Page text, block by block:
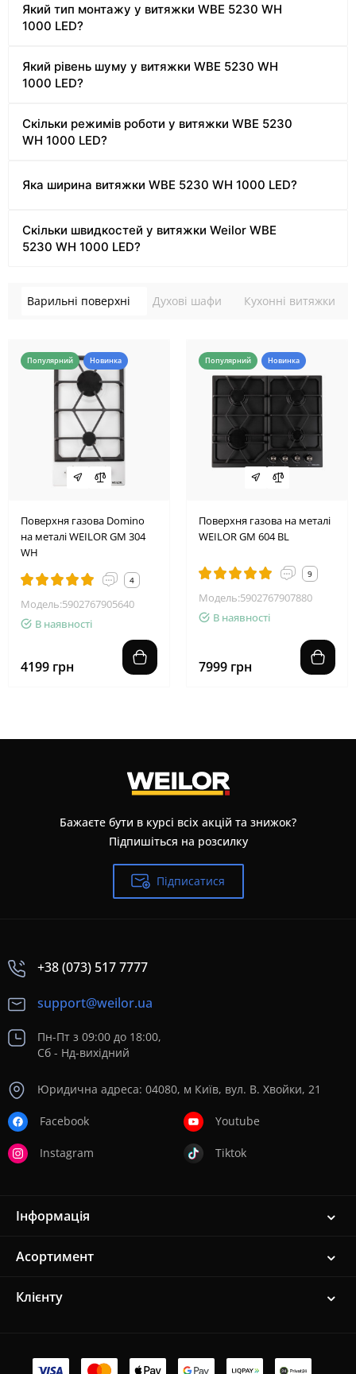
Який тип монтажу у витяжки WBE 5230 WH
1000 LED?
Який рівень шуму у витяжки WBE 5230 WH
1000 LED?
Скільки режимів роботи у витяжки WBE 5230
WH 1000 LED?
Яка ширина витяжки WBE 5230 WH 1000 LED?
Скільки швидкостей у витяжки Weilor WBE
5230 WH 1000 LED?
Варильні поверхні Духові шафи Кухонні витяжки
Популярний Новинка
Поверхня газова Domino
на металі WEILOR GM 304
WH
4
Модель:5902767905640
В наявності
4199 грн
Популярний Новинка
Поверхня газова на металі
WEILOR GM 604 BL
9
Модель:5902767907880
В наявності
7999 грн
Бажаєте бути в курсі всіх акцій та знижок?
Підпишіться на розсилку
Підписатися
+38 (073) 517 7777
support@weilor.ua
Пн-Пт з 09:00 до 18:00,
Сб - Нд-вихідний
Юридична адреса: 04080, м Київ, вул. В. Хвойки, 21
Facebook
Instagram
Youtube
Tiktok
Інформація
Асортимент
Клієнту